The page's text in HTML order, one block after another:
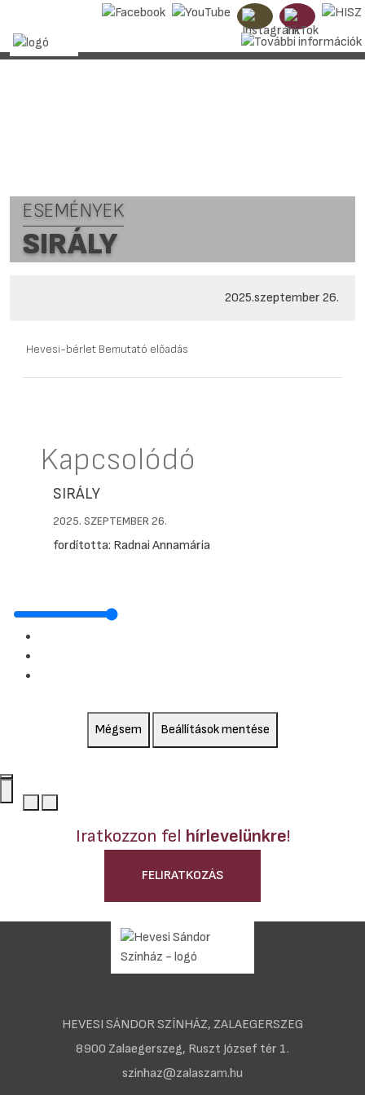
ESEMÉNYEK
SIRÁLY
2025.szeptember 26.
Hevesi-bérlet Bemutató előadás
Kapcsolódó
SIRÁLY
2025. SZEPTEMBER 26.
fordította: Radnai Annamária
Mégsem Beállítások mentése
Iratkozzon fel hírlevelünkre!
FELIRATKOZÁS
HEVESI SÁNDOR SZÍNHÁZ, ZALAEGERSZEG
8900 Zalaegerszeg, Ruszt József tér 1.
szinhaz@zalaszam.hu